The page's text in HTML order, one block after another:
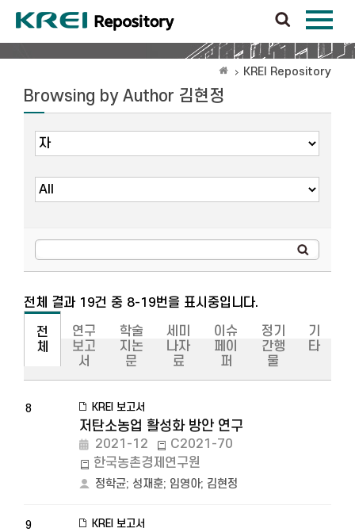
KREI Repository
Browsing by Author 김현정
전체 결과 19건 중 8-19번을 표시중입니다.
전
체
연구
보고
서
학술
지논
문
세미
나자
료
이슈
페이
퍼
정기
간행
물
기
타
8 KREI 보고서
저탄소농업 활성화 방안 연구
2021-12
C2021-70
한국농촌경제연구원
정학균; 성재훈; 임영아; 김현정
9 KREI 보고서